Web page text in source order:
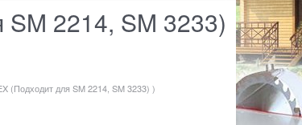
2214, SM 3233)
(Подходит для SM 2214, SM 3233) )